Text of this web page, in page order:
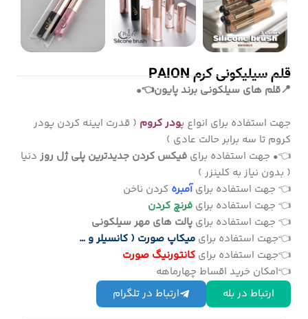
قلم سیلیکونی کرم PAION
📍قلم های سیلکونی برند پایون👈•
جهت استفاده برای انواع پودر کروم ( قدرت ایینه کردن پودر
کروم تا سه برابر حالت عادی )
👈• جهت استفاده برای فیکس کردن جدیدترین پلی ژل روز دنیا
( بدون نیاز به کلینزر )
👈 جهت استفاده برایآمبره کردن ناخن
👈 جهت استفاده برای فرنچ کردن
👈 جهت استفاده برای پالت های مهر سیلکونی
👈جهت استفاده برای میکاپ صورت ( کانسیلر و …
👈جهت استفاده برای کانتورنیگ صورت
👈امکان خرید اقساط چهارماهه
ارتباط در بله
ارتباط در تلگرام